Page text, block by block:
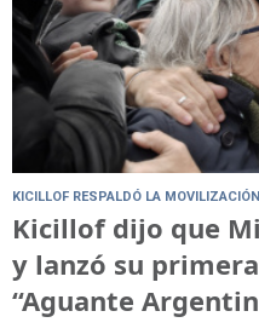
KICILLOF RESPALDÓ LA MOVILIZACIÓN
Kicillof dijo que
y lanzó su
“Aguante